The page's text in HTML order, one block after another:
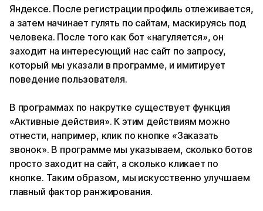
Яндексе. После регистрации профиль отлеживается,
а затем начинает гулять по сайтам, маскируясь под
человека. После того как бот «нагуляется», он
заходит на интересующий нас сайт по запросу,
который мы указали в программе, и имитирует
поведение пользователя.
В программах по накрутке существует функция
«Активные действия». К этим действиям можно
отнести, например, клик по кнопке «Заказать
звонок». В программе мы указываем, сколько ботов
просто заходит на сайт, а сколько кликает по
кнопке. Таким образом, мы искусственно улучшаем
главный фактор ранжирования.